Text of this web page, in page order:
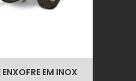
EM INOX